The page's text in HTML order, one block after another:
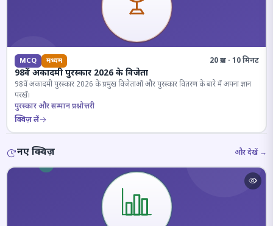
MCQ मध्यम 20 प्रश्न · 10 मिनट
98वें अकादमी पुरस्कार 2026 के विजेता
98वें अकादमी पुरस्कार 2026 के प्रमुख विजेताओं और पुरस्कार वितरण के बारे में अपना ज्ञान
परखें।
पुरस्कार और सम्मान प्रश्नोत्तरी
क्विज़ लें
नए क्विज़ और देखें →